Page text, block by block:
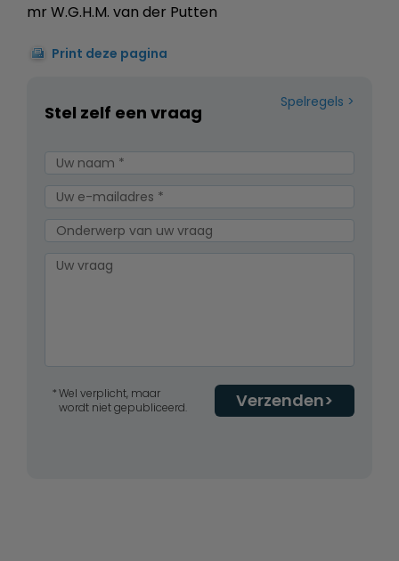
mr W.G.H.M. van der Putten
Print deze pagina
Spelregels
Stel zelf een vraag
Verzenden
Wel verplicht, maar
wordt niet gepubliceerd.